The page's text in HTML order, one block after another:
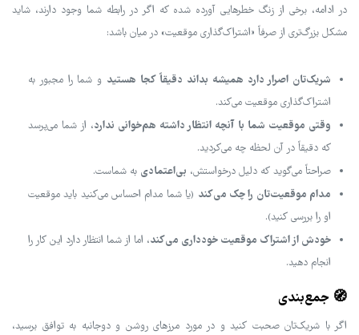
در ادامه، برخی از زنگ‌ خطرهایی آورده شده که اگر در رابطه شما وجود دارند، شاید
مشکل بزرگ‌تری از صرفاً «اشتراک‌گذاری موقعیت» در میان باشد:
شریک‌تان اصرار دارد همیشه بداند دقیقاً کجا هستید و شما را مجبور به
اشتراک‌گذاری موقعیت می‌کند.
وقتی موقعیت شما با آنچه انتظار داشته هم‌خوانی ندارد، از شما می‌پرسد
که دقیقاً در آن لحظه چه می‌کردید.
صراحتاً می‌گوید که دلیل درخواستش، بی‌اعتمادی به شماست.
مدام موقعیت‌تان را چک می‌کند (یا شما مدام احساس می‌کنید باید موقعیت
او را بررسی کنید).
خودش از اشتراک موقعیت خودداری می‌کند، اما از شما انتظار دارد این کار را
انجام دهید.
🧭 جمع‌بندی
اگر با شریک‌تان صحبت کنید و در مورد مرزهای روشن و دوجانبه به توافق برسید،